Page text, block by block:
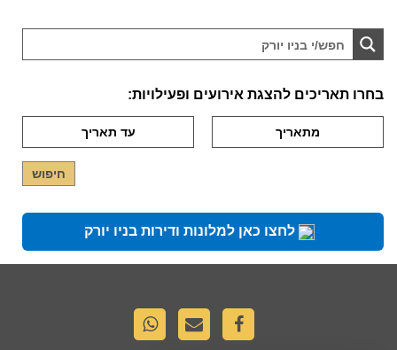
בחרו תאריכים להצגת אירועים ופעילויות:
לחצו כאן למלונות ודירות בניו יורק